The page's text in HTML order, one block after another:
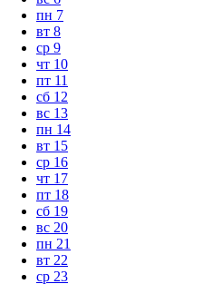
пн 7
вт 8
ср 9
чт 10
пт 11
сб 12
вс 13
пн 14
вт 15
ср 16
чт 17
пт 18
сб 19
вс 20
пн 21
вт 22
ср 23